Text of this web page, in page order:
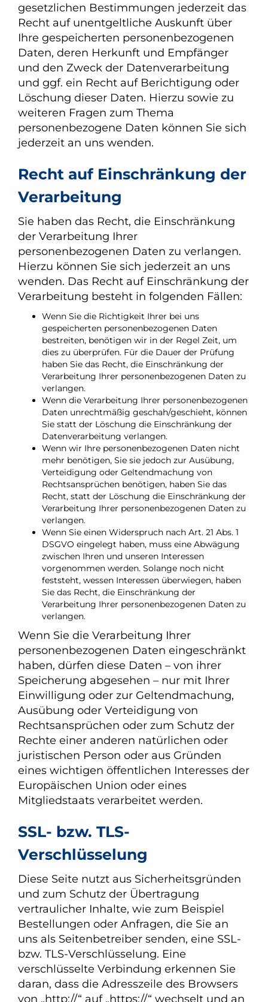
gesetzlichen Bestimmungen jederzeit das
Recht auf unentgeltliche Auskunft über
Ihre gespeicherten personenbezogenen
Daten, deren Herkunft und Empfänger
und den Zweck der Datenverarbeitung
und ggf. ein Recht auf Berichtigung oder
Löschung dieser Daten. Hierzu sowie zu
weiteren Fragen zum Thema
personenbezogene Daten können Sie sich
jederzeit an uns wenden.
Recht auf Einschränkung der
Verarbeitung
Sie haben das Recht, die Einschränkung
der Verarbeitung Ihrer
personenbezogenen Daten zu verlangen.
Hierzu können Sie sich jederzeit an uns
wenden. Das Recht auf Einschränkung der
Verarbeitung besteht in folgenden Fällen:
Wenn Sie die Richtigkeit Ihrer bei uns
gespeicherten personenbezogenen Daten
bestreiten, benötigen wir in der Regel Zeit, um
dies zu überprüfen. Für die Dauer der Prüfung
haben Sie das Recht, die Einschränkung der
Verarbeitung Ihrer personenbezogenen Daten zu
verlangen.
Wenn die Verarbeitung Ihrer personenbezogenen
Daten unrechtmäßig geschah/geschieht, können
Sie statt der Löschung die Einschränkung der
Datenverarbeitung verlangen.
Wenn wir Ihre personenbezogenen Daten nicht
mehr benötigen, Sie sie jedoch zur Ausübung,
Verteidigung oder Geltendmachung von
Rechtsansprüchen benötigen, haben Sie das
Recht, statt der Löschung die Einschränkung der
Verarbeitung Ihrer personenbezogenen Daten zu
verlangen.
Wenn Sie einen Widerspruch nach Art. 21 Abs. 1
DSGVO eingelegt haben, muss eine Abwägung
zwischen Ihren und unseren Interessen
vorgenommen werden. Solange noch nicht
feststeht, wessen Interessen überwiegen, haben
Sie das Recht, die Einschränkung der
Verarbeitung Ihrer personenbezogenen Daten zu
verlangen.
Wenn Sie die Verarbeitung Ihrer
personenbezogenen Daten eingeschränkt
haben, dürfen diese Daten – von ihrer
Speicherung abgesehen – nur mit Ihrer
Einwilligung oder zur Geltendmachung,
Ausübung oder Verteidigung von
Rechtsansprüchen oder zum Schutz der
Rechte einer anderen natürlichen oder
juristischen Person oder aus Gründen
eines wichtigen öffentlichen Interesses der
Europäischen Union oder eines
Mitgliedstaats verarbeitet werden.
SSL- bzw. TLS-
Verschlüsselung
Diese Seite nutzt aus Sicherheitsgründen
und zum Schutz der Übertragung
vertraulicher Inhalte, wie zum Beispiel
Bestellungen oder Anfragen, die Sie an
uns als Seitenbetreiber senden, eine SSL-
bzw. TLS-Verschlüsselung. Eine
verschlüsselte Verbindung erkennen Sie
daran, dass die Adresszeile des Browsers
von „http://“ auf „https://“ wechselt und an